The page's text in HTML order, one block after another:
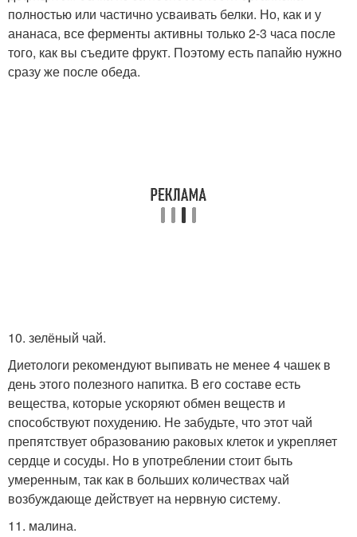
полностью или частично усваивать белки. Но, как и у
ананаса, все ферменты активны только 2-3 часа после
того, как вы съедите фрукт. Поэтому есть папайю нужно
сразу же после обеда.
10. зелёный чай.
Диетологи рекомендуют выпивать не менее 4 чашек в
день этого полезного напитка. В его составе есть
вещества, которые ускоряют обмен веществ и
способствуют похудению. Не забудьте, что этот чай
препятствует образованию раковых клеток и укрепляет
сердце и сосуды. Но в употреблении стоит быть
умеренным, так как в больших количествах чай
возбуждающе действует на нервную систему.
11. малина.